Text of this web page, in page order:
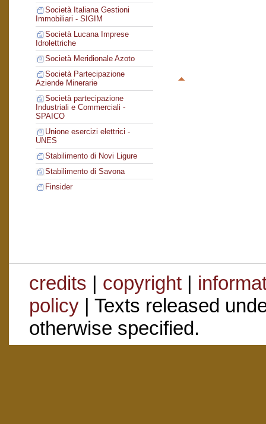
Società Italiana Gestioni
Immobiliari - SIGIM
Società Lucana Imprese
Idrolettriche
Società Meridionale Azoto
Società Partecipazione
Aziende Minerarie
Società partecipazione
Industriali e Commerciali -
SPAICO
Unione esercizi elettrici -
UNES
Stabilimento di Novi Ligure
Stabilimento di Savona
Finsider
credits | copyright|
policy| Texts released
otherwise specified.